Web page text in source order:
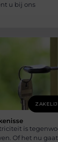
u bij ons
is
Of het nu